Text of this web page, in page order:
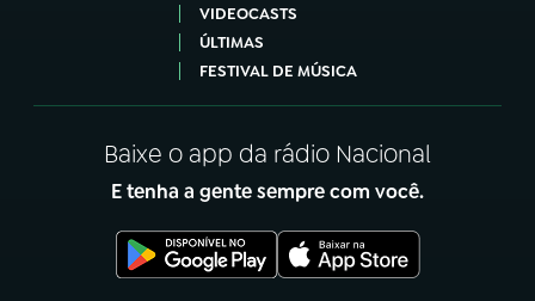
VIDEOCASTS
ÚLTIMAS
FESTIVAL DE MÚSICA
Baixe o app da rádio Nacional
E tenha a gente sempre com você.